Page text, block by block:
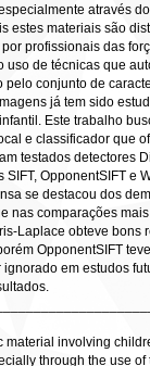
através
estes materiais são
profissionais das
uso de técnicas que
conjunto de
já tem sido
Este trabalho
e classificador que
testados detectores
OpponentSIFT e
se destacou dos
nas comparações
Laplace obteve bons
OpponentSIFT
em estudos
involving
through the use